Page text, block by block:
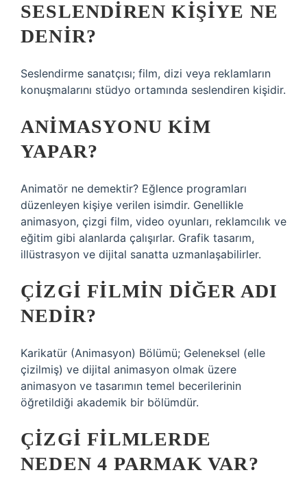
SESLENDIREN KIŞIYE NE
DENIR?
Seslendirme sanatçısı; film, dizi veya reklamların
konuşmalarını stüdyo ortamında seslendiren kişidir.
ANIMASYONU KIM
YAPAR?
Animatör ne demektir? Eğlence programları
düzenleyen kişiye verilen isimdir. Genellikle
animasyon, çizgi film, video oyunları, reklamcılık ve
eğitim gibi alanlarda çalışırlar. Grafik tasarım,
illüstrasyon ve dijital sanatta uzmanlaşabilirler.
ÇIZGI FILMIN DIĞER ADI
NEDIR?
Karikatür (Animasyon) Bölümü; Geleneksel (elle
çizilmiş) ve dijital animasyon olmak üzere
animasyon ve tasarımın temel becerilerinin
öğretildiği akademik bir bölümdür.
ÇIZGI FILMLERDE
NEDEN 4 PARMAK VAR?